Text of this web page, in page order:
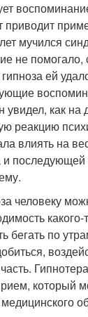
приводит
мучился
не помогало,
ей
увидел, как на
реакцию
влиять на
последующей
человеку
какого-
бегать по
который